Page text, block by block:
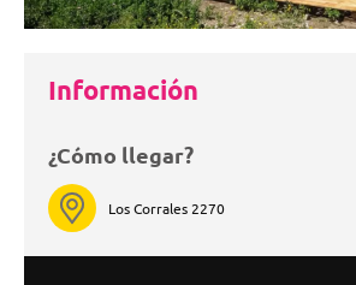
Información
¿Cómo llegar?
Los Corrales 2270